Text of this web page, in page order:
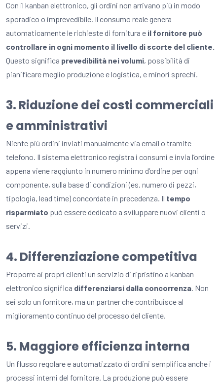
Con il kanban elettronico, gli ordini non arrivano più in modo
sporadico o imprevedibile. Il consumo reale genera
automaticamente le richieste di fornitura e il fornitore può
controllare in ogni momento il livello di scorte del cliente.
Questo significa prevedibilità nei volumi, possibilità di
pianificare meglio produzione e logistica, e minori sprechi.
3. Riduzione dei costi commerciali
e amministrativi
Niente più ordini inviati manualmente via email o tramite
telefono. Il sistema elettronico registra i consumi e invia l’ordine
appena viene raggiunto in numero minimo d’ordine per ogni
componente, sulla base di condizioni (es. numero di pezzi,
tipologia, lead time) concordate in precedenza. Il tempo
risparmiato può essere dedicato a sviluppare nuovi clienti o
servizi.
4. Differenziazione competitiva
Proporre ai propri clienti un servizio di ripristino a kanban
elettronico significa differenziarsi dalla concorrenza. Non
sei solo un fornitore, ma un partner che contribuisce al
miglioramento continuo del processo del cliente.
5. Maggiore efficienza interna
Un flusso regolare e automatizzato di ordini semplifica anche i
processi interni del fornitore. La produzione può essere